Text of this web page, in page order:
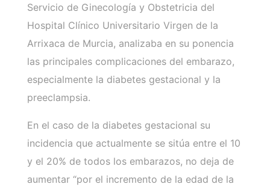
Servicio de Ginecología y Obstetricia del
Hospital Clínico Universitario Virgen de la
Arrixaca de Murcia, analizaba en su ponencia
las principales complicaciones del embarazo,
especialmente la diabetes gestacional y la
preeclampsia.
En el caso de la diabetes gestacional su
incidencia que actualmente se sitúa entre el 10
y el 20% de todos los embarazos, no deja de
aumentar “por el incremento de la edad de la